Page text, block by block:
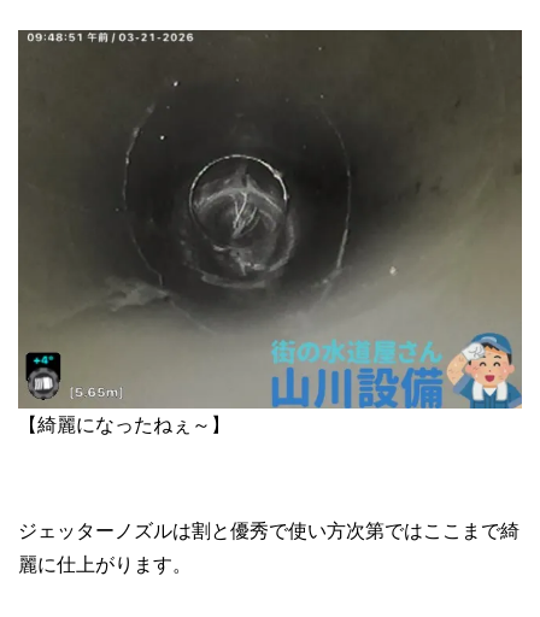
【綺麗になったねぇ～】
ジェッターノズルは割と優秀で使い方次第ではここまで綺
麗に仕上がります。